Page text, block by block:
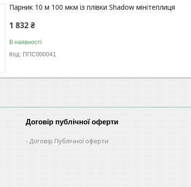
Парник 10 м 100 мкм із плівки Shadow мінітеплиця
1 832 ₴
В наявності
ППС000041
Договір публічної оферти
Договір Публічної оферти